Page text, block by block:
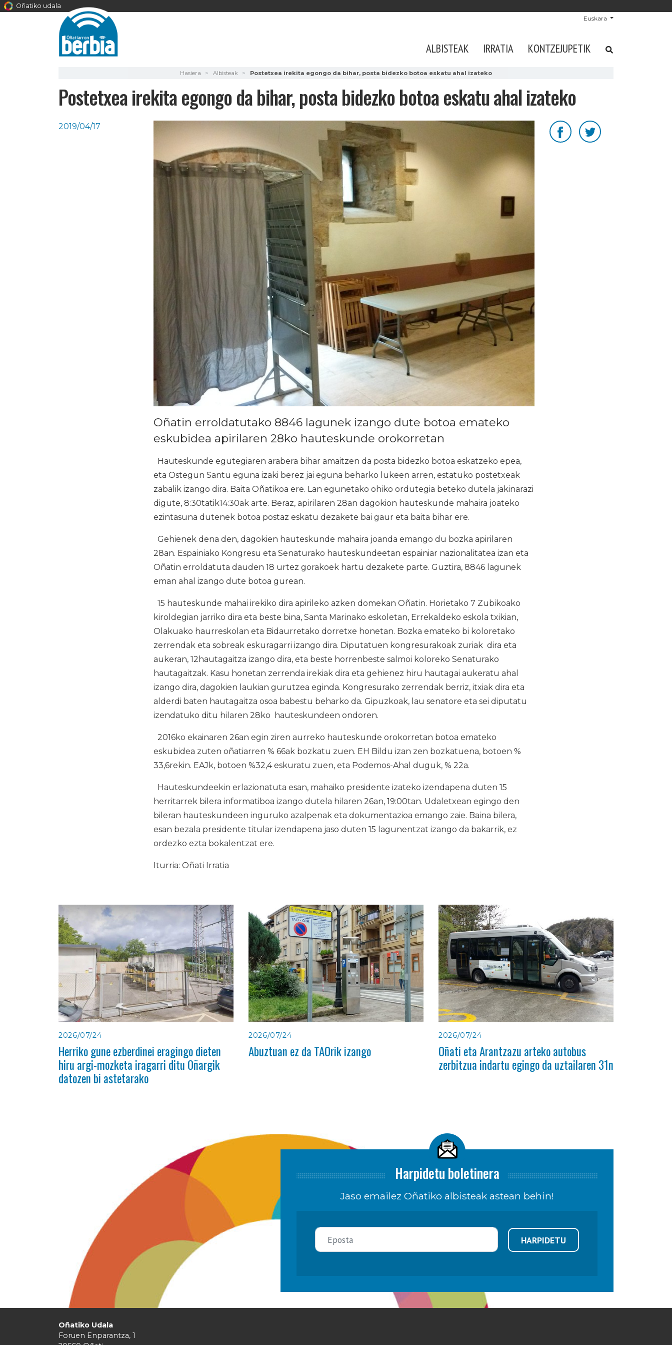
Oñatiko udala
Euskara
ALBISTEAK IRRATIA KONTZEJUPETIK
Hasiera Albisteak Postetxea irekita egongo da bihar, posta bidezko botoa eskatu ahal izateko
Postetxea irekita egongo da bihar, posta bidezko botoa eskatu ahal izateko
2019/04/17
Oñatin erroldatutako 8846 lagunek izango dute botoa emateko
eskubidea apirilaren 28ko hauteskunde orokorretan
Hauteskunde egutegiaren arabera bihar amaitzen da posta bidezko botoa eskatzeko epea,
eta Ostegun Santu eguna izaki berez jai eguna beharko lukeen arren, estatuko postetxeak
zabalik izango dira. Baita Oñatikoa ere. Lan egunetako ohiko ordutegia beteko dutela jakinarazi
digute, 8:30tatik14:30ak arte. Beraz, apirilaren 28an dagokion hauteskunde mahaira joateko
ezintasuna dutenek botoa postaz eskatu dezakete bai gaur eta baita bihar ere.
Gehienek dena den, dagokien hauteskunde mahaira joanda emango du bozka apirilaren
28an. Espainiako Kongresu eta Senaturako hauteskundeetan espainiar nazionalitatea izan eta
Oñatin erroldatuta dauden 18 urtez gorakoek hartu dezakete parte. Guztira, 8846 lagunek
eman ahal izango dute botoa gurean.
15 hauteskunde mahai irekiko dira apirileko azken domekan Oñatin. Horietako 7 Zubikoako
kiroldegian jarriko dira eta beste bina, Santa Marinako eskoletan, Errekaldeko eskola txikian,
Olakuako haurreskolan eta Bidaurretako dorretxe honetan. Bozka emateko bi koloretako
zerrendak eta sobreak eskuragarri izango dira. Diputatuen kongresurakoak zuriak dira eta
aukeran, 12hautagaitza izango dira, eta beste horrenbeste salmoi koloreko Senaturako
hautagaitzak. Kasu honetan zerrenda irekiak dira eta gehienez hiru hautagai aukeratu ahal
izango dira, dagokien laukian gurutzea eginda. Kongresurako zerrendak berriz, itxiak dira eta
alderdi baten hautagaitza osoa babestu beharko da. Gipuzkoak, lau senatore eta sei diputatu
izendatuko ditu hilaren 28ko hauteskundeen ondoren.
2016ko ekainaren 26an egin ziren aurreko hauteskunde orokorretan botoa emateko
eskubidea zuten oñatiarren % 66ak bozkatu zuen. EH Bildu izan zen bozkatuena, botoen %
33,6rekin. EAJk, botoen %32,4 eskuratu zuen, eta Podemos-Ahal duguk, % 22a.
Hauteskundeekin erlazionatuta esan, mahaiko presidente izateko izendapena duten 15
herritarrek bilera informatiboa izango dutela hilaren 26an, 19:00tan. Udaletxean egingo den
bileran hauteskundeen inguruko azalpenak eta dokumentazioa emango zaie. Baina bilera,
esan bezala presidente titular izendapena jaso duten 15 lagunentzat izango da bakarrik, ez
ordezko ezta bokalentzat ere.
Iturria: Oñati Irratia
2026/07/24
Herriko gune ezberdinei eragingo dieten
hiru argi-mozketa iragarri ditu Oñargik
datozen bi astetarako
2026/07/24
Abuztuan ez da TAOrik izango
2026/07/24
Oñati eta Arantzazu arteko autobus
zerbitzua indartu egingo da uztailaren 31n
Harpidetu boletinera
Jaso emailez Oñatiko albisteak astean behin!
HARPIDETU
Oñatiko Udala
Foruen Enparantza, 1